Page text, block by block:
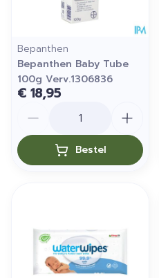
Bepanthen
Bepanthen Baby Tube
100g Verv.1306836
€ 18,95
Bestel